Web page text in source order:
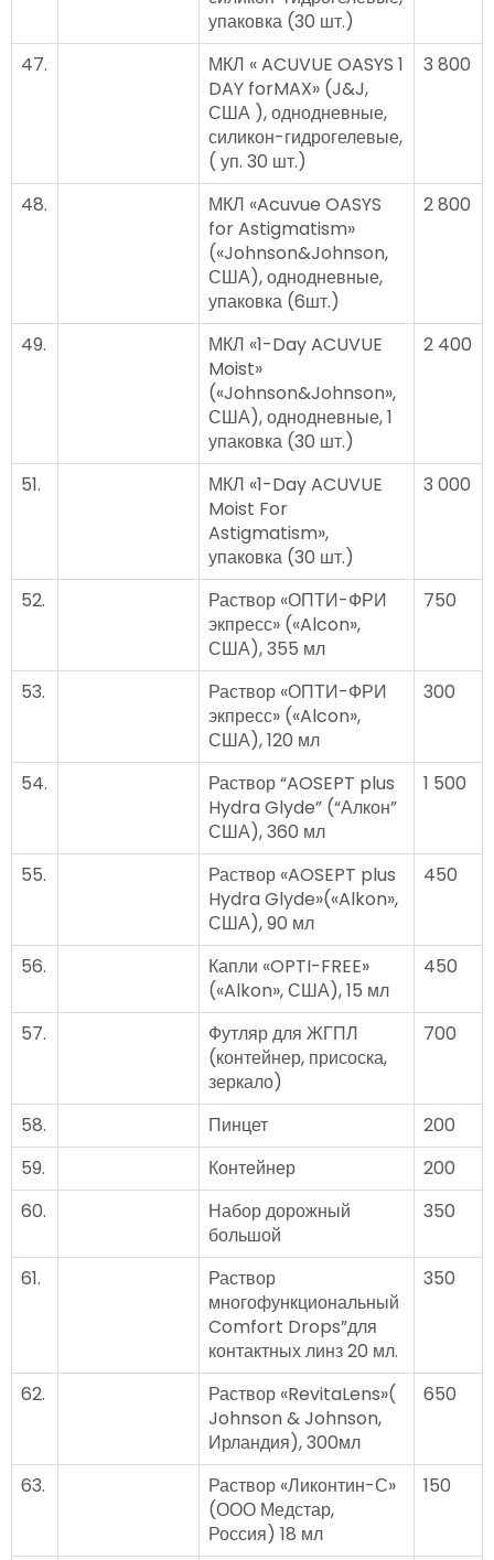
упаковка (30 шт.)
47.
МКЛ « ACUVUE OASYS 1
DAY forMAX» (J&J,
США ), однодневные,
силикон-гидрогелевые,
( уп. 30 шт.)
3 800
48.
МКЛ «Acuvue OASYS
for Astigmatism»
(«Johnson&Johnson,
США), однодневные,
упаковка (6шт.)
2 800
49.
МКЛ «1-Day ACUVUE
Moist»
(«Johnson&Johnson»,
США), однодневные, 1
упаковка (30 шт.)
2 400
51.
МКЛ «1-Day ACUVUE
Moist For
Astigmatism»,
упаковка (30 шт.)
3 000
52.
Раствор «ОПТИ-ФРИ
экпресс» («Alcon»,
США), 355 мл
750
53.
Раствор «ОПТИ-ФРИ
экпресс» («Alcon»,
США), 120 мл
300
54.
Раствор “AOSEPT plus
Hydra Glyde” (“Алкон”
США), 360 мл
1 500
55.
Раствор «AOSEPT plus
Hydra Glyde»(«Alkon»,
США), 90 мл
450
56.
Капли «OPTI-FREE»
(«Alkon», США), 15 мл
450
57.
Футляр для ЖГПЛ
(контейнер, присоска,
зеркало)
700
58. Пинцет
200
59.
Контейнер
200
60.
Набор дорожный
большой
350
61.
Раствор
многофункциональный
Comfort Drops”для
контактных линз 20 мл.
350
62.
Раствор «RevitaLens»(
Johnson & Johnson,
Ирландия), 300мл
650
63.
Раствор «Ликонтин-С»
(ООО Медстар,
Россия) 18 мл
150